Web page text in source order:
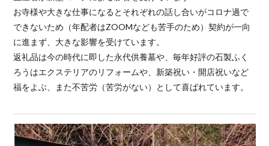
お寺様や大きな仕事になるとそれぞれの話し合いがコロナ過で
できないため（年配者はZOOMなども苦手のため）契約が一向
に進まず、大きな影響を受けています。
返礼品は今の時代に即した永代供養墓や、毎年好評の石製ふく
ろうはエクステリアのリフォームや、新築祝い・開店祝いなど
福をよぶ、また不苦労（苦労がない）として喜ばれています。